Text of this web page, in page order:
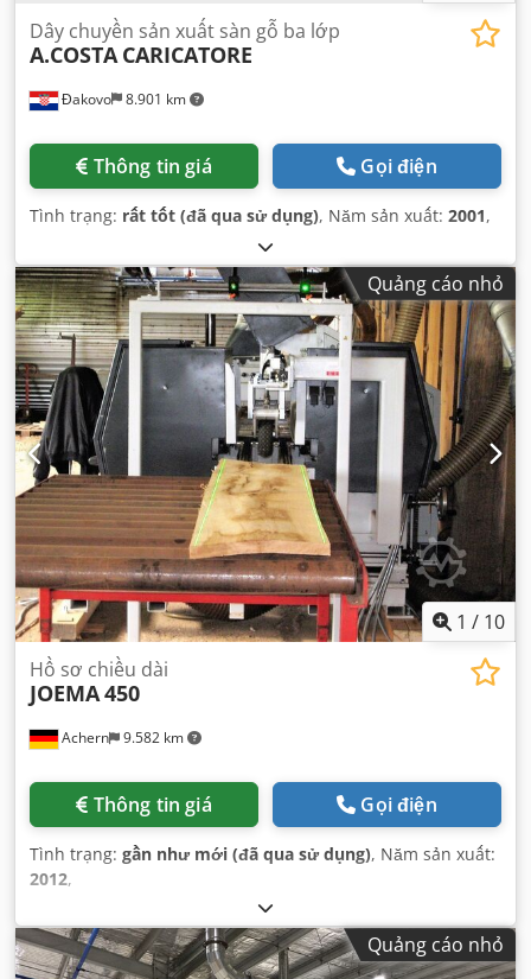
Đakovo 8.901 km
Dây chuyền sản xuất sàn gỗ ba lớp
A.COSTA CARICATORE
Thông tin giá Gọi điện
Tình trạng: rất tốt (đã qua sử dụng), Năm sản xuất: 2001,
Quảng cáo nhỏ
1 / 10
Achern 9.582 km
Hồ sơ chiều dài
JOEMA450
Thông tin giá Gọi điện
Tình trạng: gần như mới (đã qua sử dụng), Năm sản xuất:
2012,
Quảng cáo nhỏ